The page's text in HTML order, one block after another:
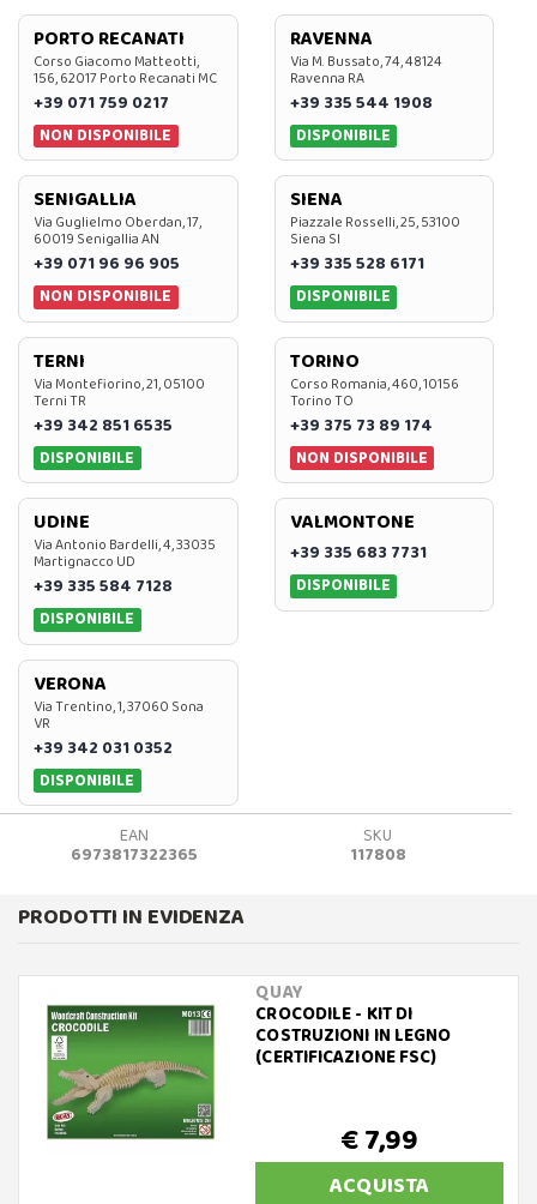
PORTO RECANATI
Corso Giacomo Matteotti,
156, 62017 Porto Recanati MC
+39 071 759 0217
NON DISPONIBILE
RAVENNA
Via M. Bussato, 74, 48124
Ravenna RA
+39 335 544 1908
DISPONIBILE
SENIGALLIA
Via Guglielmo Oberdan, 17,
60019 Senigallia AN
+39 071 96 96 905
NON DISPONIBILE
SIENA
Piazzale Rosselli, 25, 53100
Siena SI
+39 335 528 6171
DISPONIBILE
TERNI
Via Montefiorino, 21, 05100
Terni TR
+39 342 851 6535
DISPONIBILE
TORINO
Corso Romania, 460, 10156
Torino TO
+39 375 73 89 174
NON DISPONIBILE
UDINE
Via Antonio Bardelli, 4, 33035
Martignacco UD
+39 335 584 7128
DISPONIBILE
VALMONTONE
+39 335 683 7731
DISPONIBILE
VERONA
Via Trentino, 1, 37060 Sona
VR
+39 342 031 0352
DISPONIBILE
EAN
6973817322365
SKU
117808
PRODOTTI IN EVIDENZA
QUAY
CROCODILE - KIT DI
COSTRUZIONI IN LEGNO
(CERTIFICAZIONE FSC)
€ 7,99
ACQUISTA